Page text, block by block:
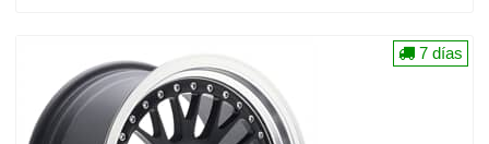
7 días